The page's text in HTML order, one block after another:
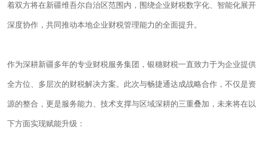
着双方将在新疆维吾尔自治区范围内，围绕企业财税数字化、智能化展开
深度协作，共同推动本地企业财税管理能力的全面提升。
作为深耕新疆多年的专业财税服务集团，银穗财税一直致力于为企业提供
全方位、多层次的财税解决方案。此次与畅捷通达成战略合作，不仅是资
源的整合，更是服务能力、技术支撑与区域深耕的三重叠加，未来将在以
下方面实现赋能升级：